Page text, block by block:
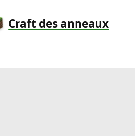
Craft des anneaux